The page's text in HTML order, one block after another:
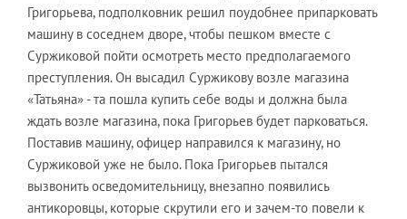
Григорьева, подполковник решил поудобнее припарковать
машину в соседнем дворе, чтобы пешком вместе с
Суржиковой пойти осмотреть место предполагаемого
преступления. Он высадил Суржикову возле магазина
«Татьяна» - та пошла купить себе воды и должна была
ждать возле магазина, пока Григорьев будет парковаться.
Поставив машину, офицер направился к магазину, но
Суржиковой уже не было. Пока Григорьев пытался
вызвонить осведомительницу, внезапно появились
антикоровцы, которые скрутили его и зачем-то повели к